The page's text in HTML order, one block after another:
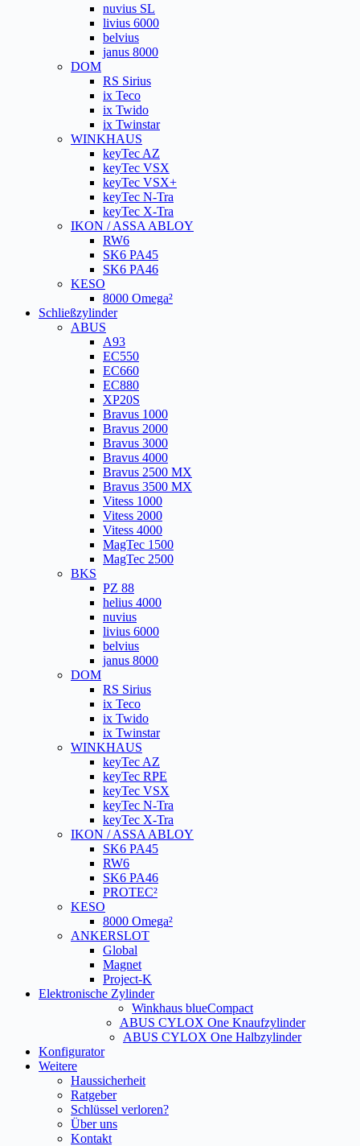
nuvius SL
livius 6000
belvius
janus 8000
DOM
RS Sirius
ix Teco
ix Twido
ix Twinstar
WINKHAUS
keyTec AZ
keyTec VSX
keyTec VSX+
keyTec N-Tra
keyTec X-Tra
IKON / ASSA ABLOY
RW6
SK6 PA45
SK6 PA46
KESO
8000 Omega²
Schließzylinder
ABUS
A93
EC550
EC660
EC880
XP20S
Bravus 1000
Bravus 2000
Bravus 3000
Bravus 4000
Bravus 2500 MX
Bravus 3500 MX
Vitess 1000
Vitess 2000
Vitess 4000
MagTec 1500
MagTec 2500
BKS
PZ 88
helius 4000
nuvius
livius 6000
belvius
janus 8000
DOM
RS Sirius
ix Teco
ix Twido
ix Twinstar
WINKHAUS
keyTec AZ
keyTec RPE
keyTec VSX
keyTec N-Tra
keyTec X-Tra
IKON / ASSA ABLOY
SK6 PA45
RW6
SK6 PA46
PROTEC²
KESO
8000 Omega²
ANKERSLOT
Global
Magnet
Project-K
Elektronische Zylinder
Winkhaus blueCompact
ABUS CYLOX One Knaufzylinder
ABUS CYLOX One Halbzylinder
Konfigurator
Weitere
Haussicherheit
Ratgeber
Schlüssel verloren?
Über uns
Kontakt